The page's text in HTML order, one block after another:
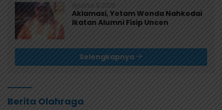
Agustus 9, 2026
Aklamasi, Yotam Wonda Nahkodai
Ikatan Alumni Fisip Uncen
Selengkapnya
Berita Olahraga